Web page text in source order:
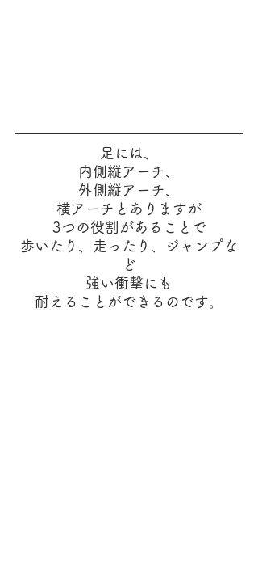
足には、
内側縦アーチ、
外側縦アーチ、
横アーチとありますが
3つの役割があることで
歩いたり、走ったり、ジャンプな
ど
強い衝撃にも
耐えることができるのです。